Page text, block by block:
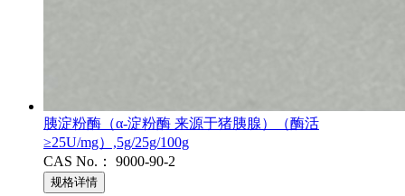
胰淀粉酶（α-淀粉酶 来源于猪胰腺）（酶活
≥25U/mg）,5g/25g/100g
CAS No.：
9000-90-2
规格详情